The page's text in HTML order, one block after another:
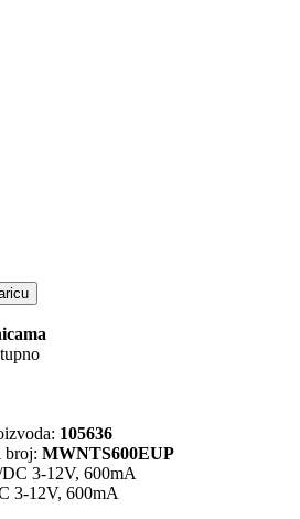
105636
broj: MWNTS600EUP
3-12V, 600mA